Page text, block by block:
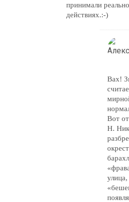
принимали
действиях.:-)
Вах!
мирной
Вот
Н.